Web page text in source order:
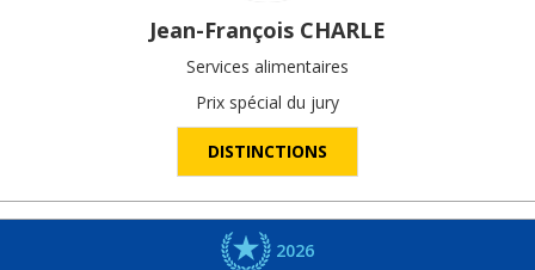
Jean-François CHARLE
Services alimentaires
Prix spécial du jury
DISTINCTIONS
2026